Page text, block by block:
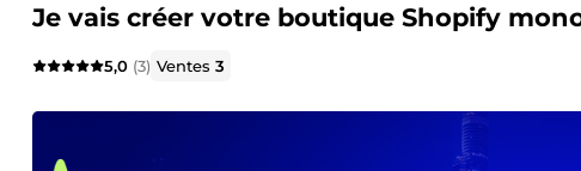
Je vais créer votre boutique Shopify
5,0 (3) Ventes3